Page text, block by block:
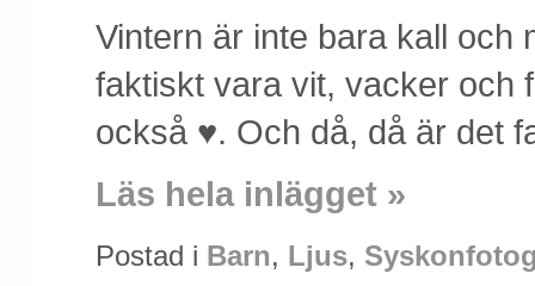
Vintern är inte bara kall och
faktiskt vara vit, vacker och
också ♥. Och då, då är det
Läs hela inlägget »
Postad i Barn, Ljus,